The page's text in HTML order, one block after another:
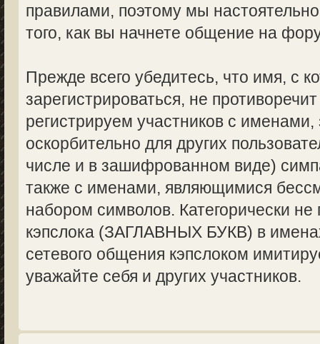
правилами, поэтому мы
того, как вы начнете общение на
Прежде всего убедитесь, что имя, с
зарегистрироваться, не
регистрируем участников с
оскорбительно для других
числе и в зашифрованном виде)
также с именами, являющимися
набором символов. Категорически не
кэпслока (ЗАГЛАВНЫХ БУКВ) в
сетевого общения кэпслоком
уважайте себя и других участников.